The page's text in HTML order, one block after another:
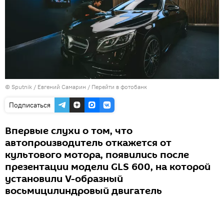
© Sputnik / Евгений Самарин / Перейти в фотобанк
Подписаться
Впервые слухи о том, что
автопроизводитель откажется от
культового мотора, появились после
презентации модели GLS 600, на которой
установили V-образный
восьмицилиндровый двигатель